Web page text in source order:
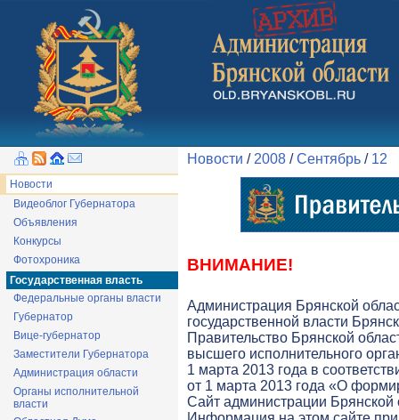
Новости
Видеоблог Губернатора
Объявления
Конкурсы
Фотохроника
Государственная власть
Федеральные органы власти
Губернатор
Вице-губернатор
Заместители Губернатора
Администрация области
Органы исполнительной
власти
Новости / 2008 /Сентябрь / 12
ВНИМАНИЕ!
Администрация Брянской
государственной власти
Правительство Брянской
высшего исполнительного
1 марта 2013 года в
от 1 марта 2013 года «О
Cайт администрации Брянской